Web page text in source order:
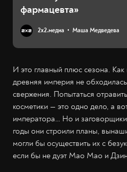
фармацевта»
2х2.медиа Маша Медведева
И это главный плюс сезона. Как
древняя империя не
свержения. Попытаться
косметики — это одно дело, а
императора… Но и
годы они строили планы,
могли бы осуществить их с
если бы не дуэт Мао Мао и